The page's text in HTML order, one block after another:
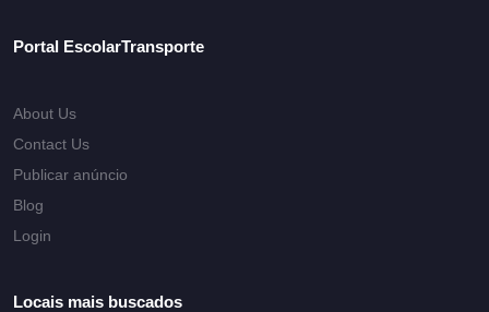
Portal EscolarTransporte
About Us
Contact Us
Publicar anúncio
Blog
Login
Locais mais buscados